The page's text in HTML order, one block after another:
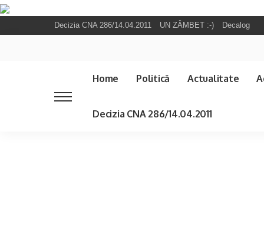
Decizia CNA 286/14.04.2011 UN ZÂMBET :-) Decalog
Home Politică Actualitate
Decizia CNA 286/14.04.2011